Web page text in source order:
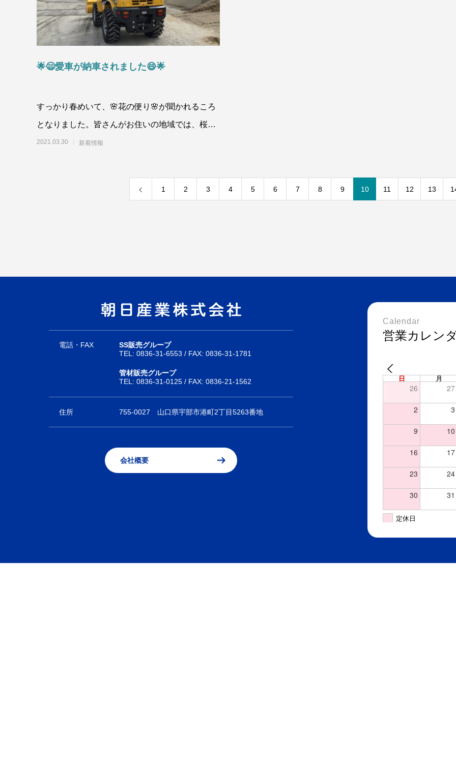
🌟😄愛車が納車されました😄🌟
すっかり春めいて、🌸花の便り🌸が聞かれるころ
となりました。皆さんがお住いの地域では、桜🌸
🌸🌸は開花されましたでしょうか？✨さて、本
2021.03.30 新着情報
1 2 3 4 5 6 7 8 9 10 11 12 13
電話・FAX
SS販売グループ
TEL: 0836-31-6553 / FAX: 0836-31-1781
管材販売グループ
TEL: 0836-31-0125 / FAX: 0836-21-1562
住所 755-0027 山口県宇部市港町2丁目5263番地
会社概要
Calendar
営業カレン
日 月
26 27
2 3
9 10
16 17
23 24
30 31
定休日